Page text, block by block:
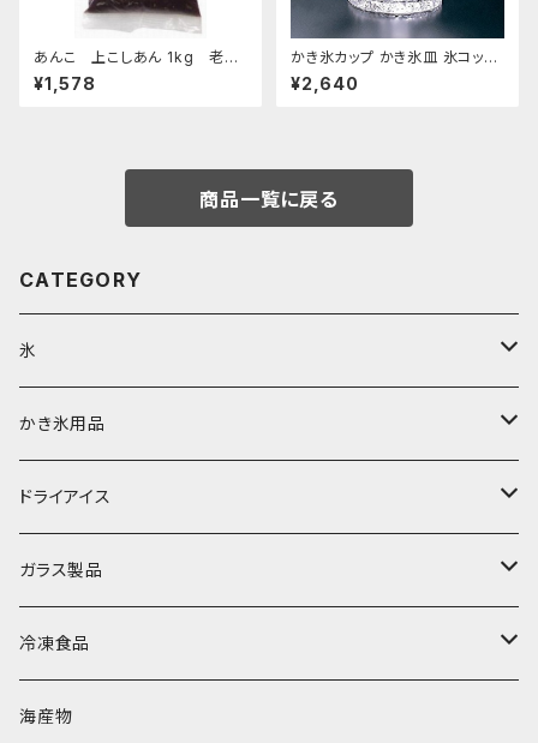
あんこ 上こしあん 1kg 老舗
あんこ屋のこだわり餡
¥1,578
かき氷カップ かき氷皿 氷コップ
デザートカップ、アイスクリーム
カップ 鳴門 花 フラッペ デザー
¥2,640
商品一覧に戻る
CATEGORY
氷
富士天然水の氷
丸氷
直径70mm
直径65mm
角氷
砕氷
氷河の氷
かき氷用品
かき氷シロップ
無果汁1.8Lパック
無果汁1Lパック
かき氷機・かき氷器
かき氷カップ
発泡スチロール無地-使い捨て
かき氷スプーン・スプーンストロー
ドライアイス
ドライアイス3ｋｇ
ドライアイス4ｋｇ
ドライアイス5ｋｇ
ガラス製品
オンザロック・グラス
ビール・グラス
冷凍食品
肉まん・あんまん
海産物